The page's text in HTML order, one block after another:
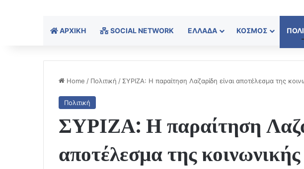
ΑΡΧΙΚΉ SOCIAL NETWORK ΕΛΛΆΔΑ ΚΌΣΜΟΣ
Home / Πολιτική / ΣΥΡΙΖΑ: Η παραίτηση Λαζαρίδη είναι αποτέλεσμα της
Πολιτική
ΣΥΡΙΖΑ: Η παραίτηση
αποτέλεσμα της κοινωνικής